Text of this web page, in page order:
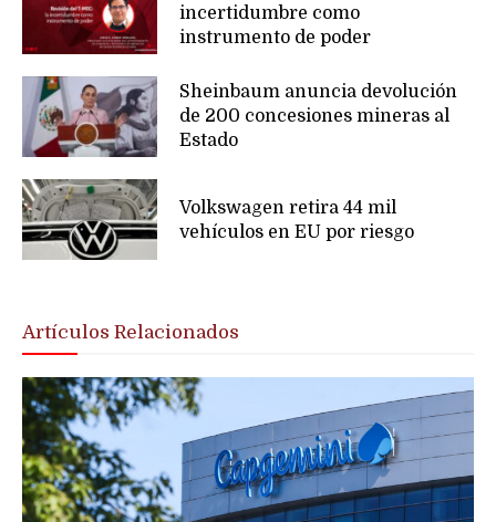
incertidumbre como
instrumento de poder
Sheinbaum anuncia devolución
de 200 concesiones mineras al
Estado
Volkswagen retira 44 mil
vehículos en EU por riesgo
Artículos Relacionados